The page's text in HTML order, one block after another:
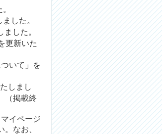
した。
ました。
更新いた
いて 」 を
しまし
（掲載終
マイページ
なお、